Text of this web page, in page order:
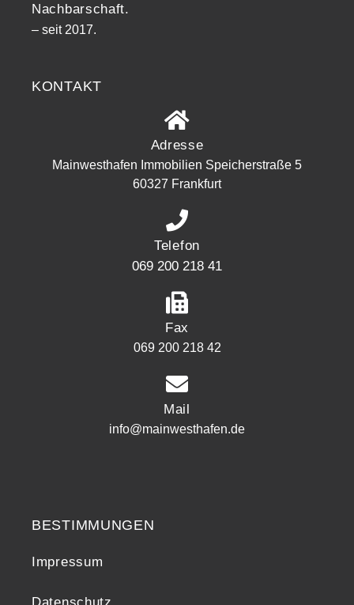
Nachbarschaft.
– seit 2017.
KONTAKT
Adresse
Mainwesthafen Immobilien Speicherstraße 5
60327 Frankfurt
Telefon
069 200 218 41
Fax
069 200 218 42
Mail
info@mainwesthafen.de
BESTIMMUNGEN
Impressum
Datenschutz